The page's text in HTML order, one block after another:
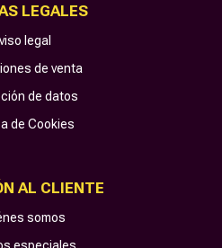
LEGALES
legal
de venta
de datos
de Cookies
AL CLIENTE
somos
especiales